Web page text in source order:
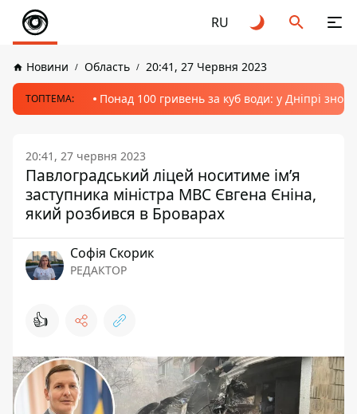
RU
Новини Область 20:41, 27 Червня 2023
ТОПТЕМА: Понад 100 гривень за куб води: у Дніпрі
20:41, 27 червня 2023
Павлоградський ліцей носитиме ім’я
заступника міністра МВС Євгена Єніна,
який розбився в Броварах
Софія Скорик
РЕДАКТОР
👍